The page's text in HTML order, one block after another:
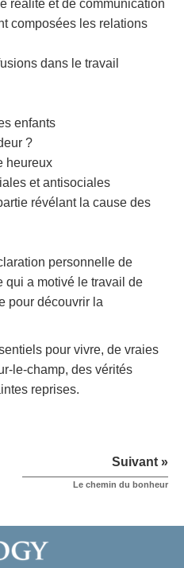
réalité et de communication
composées les relations
dans le travail
enfants
?
heureux
et antisociales
révélant la cause des
personnelle de
qui a motivé le travail de
pour découvrir la
pour vivre, de vraies
le-champ, des vérités
reprises.
Suivant »
Le chemin du bonheur